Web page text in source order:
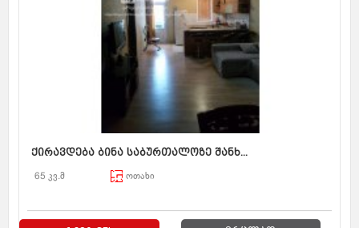
ქირავდება ბინა საბურთალოზე შანხ...
65 კვ.მ ოთახი